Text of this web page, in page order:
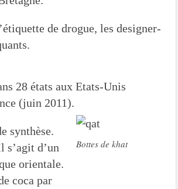
de drogue, les designer-
28 états aux Etats-Unis
(juin 2011).
Bottes de khat
synthèse.
s’agit d’un
orientale.
coca par